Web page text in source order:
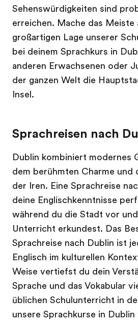
Sehenswürdigkeiten sind
erreichen. Mache das Meiste
großartigen Lage unserer
bei deinem Sprachkurs in
anderen Erwachsenen oder
der ganzen Welt die
Insel.
Sprachreisen nach
Dublin kombiniert modernes
dem berühmten Charme und
der Iren. Eine Sprachreise
deine Englischkenntnisse
während du die Stadt vor
Unterricht erkundest. Das
Sprachreise nach Dublin ist
Englisch im kulturellen
Weise vertiefst du dein
Sprache und das Vokabular
üblichen Schulunterricht in
unsere Sprachkurse in